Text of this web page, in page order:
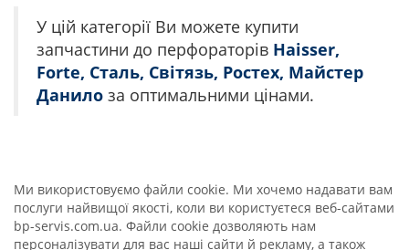
У цій категорії Ви можете купити
запчастини до перфораторів Haisser,
Forte, Сталь, Світязь, Ростех, Майстер
Данило за оптимальними цінами.
Ми використовуємо файли cookie. Ми хочемо надавати вам
послуги найвищої якості, коли ви користуєтеся веб-сайтами
bp-servis.com.ua. Файли cookie дозволяють нам
персоналізувати для вас наші сайти й рекламу, а також